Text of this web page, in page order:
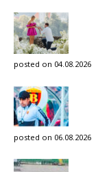
posted on 04.08.2026
posted on 06.08.2026